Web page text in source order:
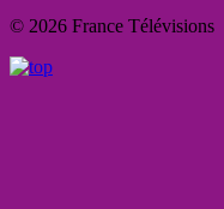
© 2026 France Télévisions